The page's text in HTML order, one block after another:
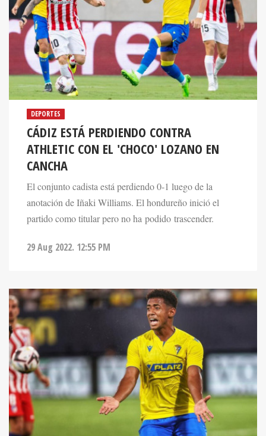
DEPORTES
CÁDIZ ESTÁ PERDIENDO CONTRA
ATHLETIC CON EL 'CHOCO' LOZANO EN
CANCHA
El conjunto cadista está perdiendo 0-1 luego de la
anotación de Iñaki Williams. El hondureño inició el
partido como titular pero no ha podido trascender.
29 Aug 2022. 12:55 PM